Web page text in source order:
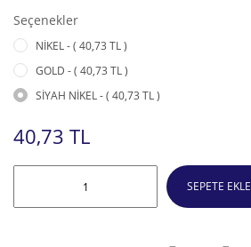
Seçenekler
NİKEL - ( 40,73 TL )
GOLD - ( 40,73 TL )
SİYAH NİKEL - ( 40,73 TL )
40,73 TL
SEPETE EKLE